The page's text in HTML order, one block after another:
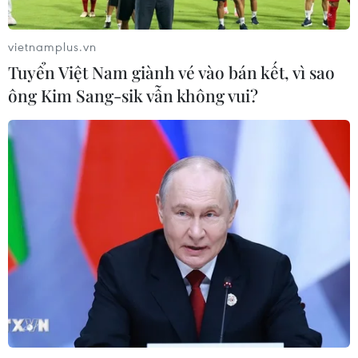
Thành phố Hồ Chí Minh phát triển
hệ thống y tế đa tầng, đồng bộ, thống
nhất
01/08/2026 09:14
Gia Lai xác thực 99,8% dữ liệu bảo
hiểm
01/08/2026 07:05
Bộ Y tế : Trên 22% người trưởng
thành thiếu vận động thể lực
31/07/2026 04:10
vietnamplus.vn
Tuyển Việt Nam giành vé vào bán kết, vì sao
ông Kim Sang-sik vẫn không vui?